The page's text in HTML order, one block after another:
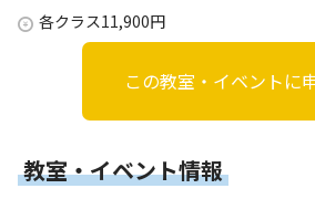
各クラス11,900円
この教室・イベントに
教室・イベント情報